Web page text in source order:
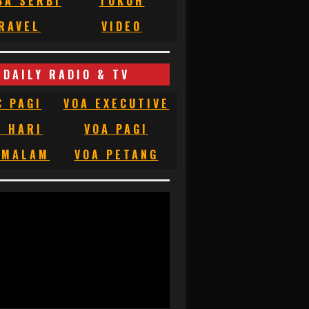
VIDEO
DAILY RADIO & TV
PAGI
VOA EXECUTIVE
HARI
VOA PAGI
VOA PETANG